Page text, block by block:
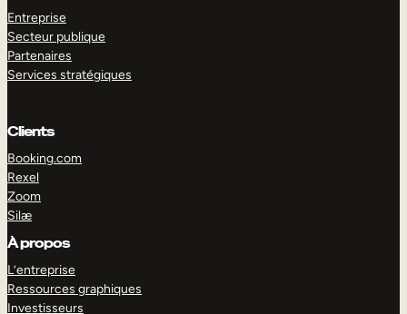
Entreprise
Secteur publique
Partenaires
Services stratégiques
Clients
Booking.com
Rexel
Zoom
Silæ
À propos
L’entreprise
Ressources graphiques
Investisseurs